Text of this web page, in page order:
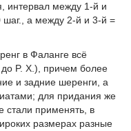
интервал между 1-й и
а между 2-й и 3-й =
в Фаланге всё
до P. X.), причем более
и задние шеренги, а
для придания же
стали применять, в
размерах разные